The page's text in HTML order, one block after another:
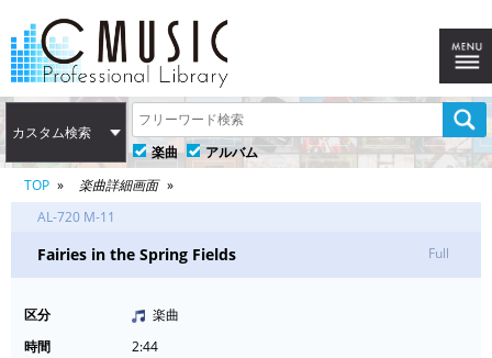
カスタム検索
楽曲
アルバム
TOP
楽曲詳細画面
AL-720 M-11
Fairies in the Spring Fields Full
区分
楽曲
時間
2:44